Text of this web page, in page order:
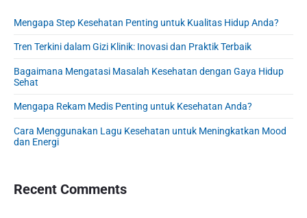
n
t
:
:
i
d
b
a
r
Mengapa Step Kesehatan Penting untuk Kualitas Hidup Anda?
Tren Terkini dalam Gizi Klinik: Inovasi dan Praktik Terbaik
Bagaimana Mengatasi Masalah Kesehatan dengan Gaya Hidup
Sehat
Mengapa Rekam Medis Penting untuk Kesehatan Anda?
Cara Menggunakan Lagu Kesehatan untuk Meningkatkan Mood
dan Energi
Recent Comments